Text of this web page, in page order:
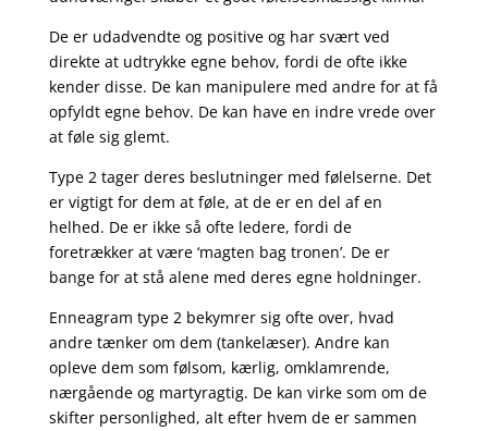
De er udadvendte og positive og har svært ved
direkte at udtrykke egne behov, fordi de ofte ikke
kender disse. De kan manipulere med andre for at få
opfyldt egne behov. De kan have en indre vrede over
at føle sig glemt.
Type 2 tager deres beslutninger med følelserne. Det
er vigtigt for dem at føle, at de er en del af en
helhed. De er ikke så ofte ledere, fordi de
foretrækker at være ‘magten bag tronen’. De er
bange for at stå alene med deres egne holdninger.
Enneagram type 2 bekymrer sig ofte over, hvad
andre tænker om dem (tankelæser). Andre kan
opleve dem som følsom, kærlig, omklamrende,
nærgående og martyragtig. De kan virke som om de
skifter personlighed, alt efter hvem de er sammen